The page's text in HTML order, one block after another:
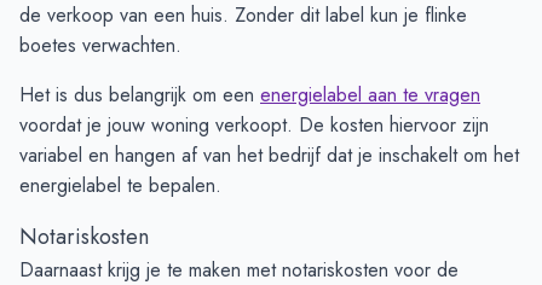
de verkoop van een huis. Zonder dit label kun je flinke
boetes verwachten.
Het is dus belangrijk om een energielabel aan te vragen
voordat je jouw woning verkoopt. De kosten hiervoor zijn
variabel en hangen af van het bedrijf dat je inschakelt om het
energielabel te bepalen.
Notariskosten
Daarnaast krijg je te maken met notariskosten voor de